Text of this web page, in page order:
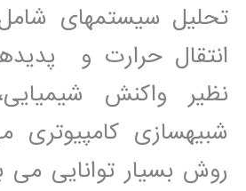
تحليل سيستمھای
انتقال حرارت و
نظير واکنش
روش بسيار توانايی می